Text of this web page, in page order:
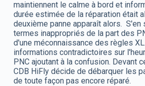
maintiennent le calme à bord et
durée estimée de la réparation était
deuxième panne apparaît alors.
termes inappropriés de la part des
d'une méconnaissance des règles
informations contradictoires sur
PNC ajoutant à la confusion. Devant
CDB HiFly décide de débarquer les
de toute façon pas encore réparé.